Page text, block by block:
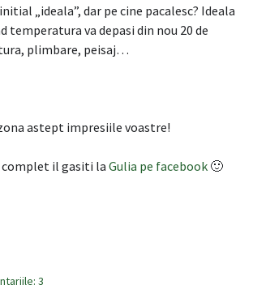
„ideala”, dar pe cine pacalesc? Ideala
temperatura va depasi din nou 20 de
plimbare, peisaj…
astept impresiile voastre!
il gasiti la Gulia pe facebook 🙂
3